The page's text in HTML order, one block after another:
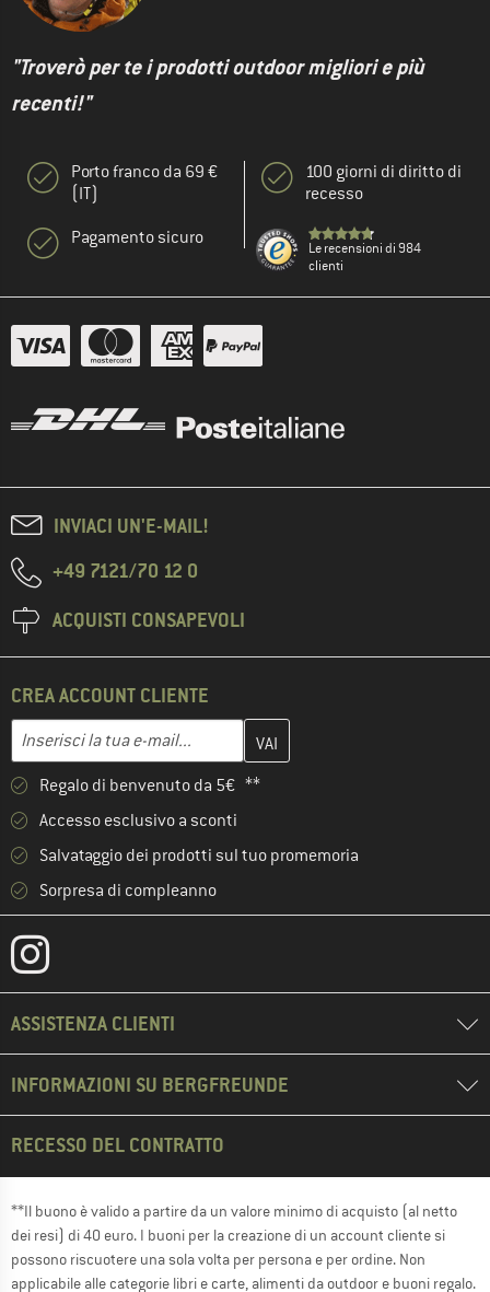
"Troverò per te i prodotti outdoor migliori e più
recenti!"
Porto franco da 69 €
(IT)
Pagamento sicuro
100 giorni di diritto di
recesso
Le recensioni di 984
clienti
INVIACI UN'E-MAIL!
+49 7121/70 12 0
ACQUISTI CONSAPEVOLI
CREA ACCOUNT CLIENTE
Indirizzo e-mail
Inserisci qui il tuo indirizzo e-mail e crea il tuo account cliente
Regalo di benvenuto da 5€ **
Accesso esclusivo a sconti
Salvataggio dei prodotti sul tuo promemoria
Sorpresa di compleanno
ASSISTENZA CLIENTI
INFORMAZIONI SU BERGFREUNDE
RECESSO DEL CONTRATTO
**Il buono è valido a partire da un valore minimo di acquisto (al netto
dei resi) di 40 euro. I buoni per la creazione di un account cliente si
possono riscuotere una sola volta per persona e per ordine. Non
applicabile alle categorie libri e carte, alimenti da outdoor e buoni regalo.